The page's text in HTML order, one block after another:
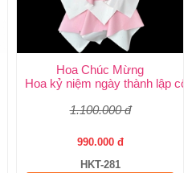
Hoa Chúc Mừng
Hoa kỷ niệm ngày thành lập
1.100.000 đ
990.000 đ
HKT-281